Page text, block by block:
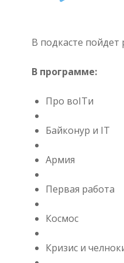
Player
В подкасте пойдет
В программе:
Про воITи
Байконур и IT
Армия
Первая работа
Космос
Кризис и